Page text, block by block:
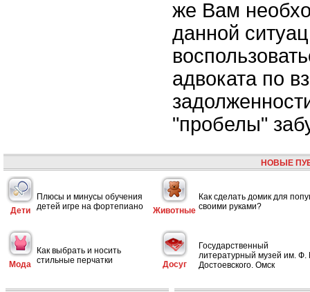
же Вам
данной
адвоката по
"пробелы"
НОВЫЕ
Дети
Плюсы и минусы обучения
детей игре на фортепиано
Животные
Как сделать домик для
своими руками?
Мода
Как выбрать и носить
стильные перчатки
Досуг
Государственный
литературный музей им. Ф.
Достоевского. Омск